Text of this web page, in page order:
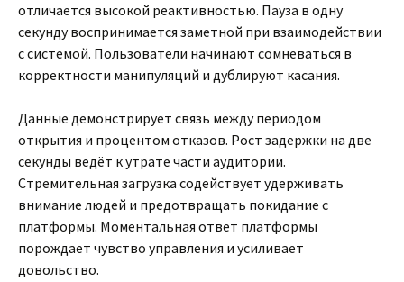
отличается высокой реактивностью. Пауза в одну
секунду воспринимается заметной при взаимодействии
с системой. Пользователи начинают сомневаться в
корректности манипуляций и дублируют касания.
Данные демонстрирует связь между периодом
открытия и процентом отказов. Рост задержки на две
секунды ведёт к утрате части аудитории.
Стремительная загрузка содействует удерживать
внимание людей и предотвращать покидание с
платформы. Моментальная ответ платформы
порождает чувство управления и усиливает
довольство.